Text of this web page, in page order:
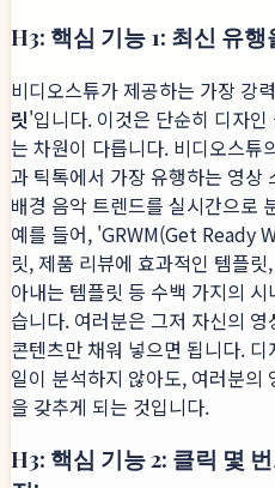
H3: 핵심 기능 1: 최신 유
비디오스튜가 제공하는 가장 강
릿'입니다. 이것은 단순히 디자
는 차원이 다릅니다. 비디오스튜
과 틱톡에서 가장 유행하는 영상
배경 음악 트렌드를 실시간으로
예를 들어, 'GRWM(Get Ready
릿, 제품 리뷰에 효과적인 템플
아내는 템플릿 등 수백 가지의
습니다. 여러분은 그저 자신의
콘텐츠만 채워 넣으면 됩니다.
일이 분석하지 않아도, 여러분의
을 갖추게 되는 것입니다.
H3: 핵심 기능 2: 클릭 몇